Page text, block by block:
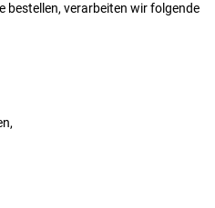
bestellen, verarbeiten wir folgende